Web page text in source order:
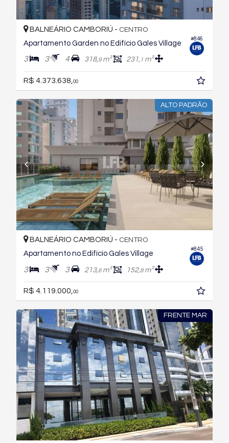
#846
BALNEÁRIO CAMBORIÚ - CENTRO
Apartamento Garden no Edifício Gales Village
3 3 4 318,9m² 231, 1 m²
R$ 4.373.638, 00
ALTO PADRÃO
#845
BALNEÁRIO CAMBORIÚ - CENTRO
Apartamento no Edifício Gales Village
3 3 3 213,6m² 152,8m²
R$ 4.119.000,00
FRENTE MAR